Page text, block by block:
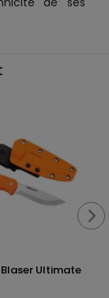
Ultimate